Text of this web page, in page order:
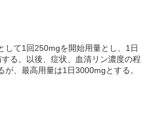
して1回250mgを開始用量とし、1日
る。以後、症状、血清リン濃度の程
が、最高用量は1日3000mgとする。